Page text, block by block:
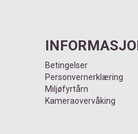
Betingelser
Personvernerklæring
Miljøfyrtårn
Kameraovervåking